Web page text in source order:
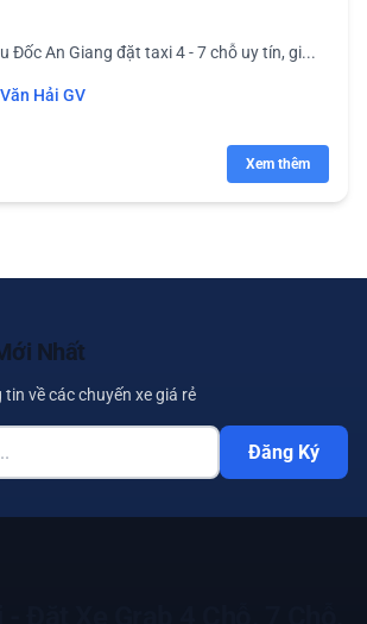
Đốc An Giang đặt taxi 4 - 7 chỗ uy tín, gi...
Hải GV
Xem thêm
Nhất
về các chuyến xe giá rẻ
Đăng Ký